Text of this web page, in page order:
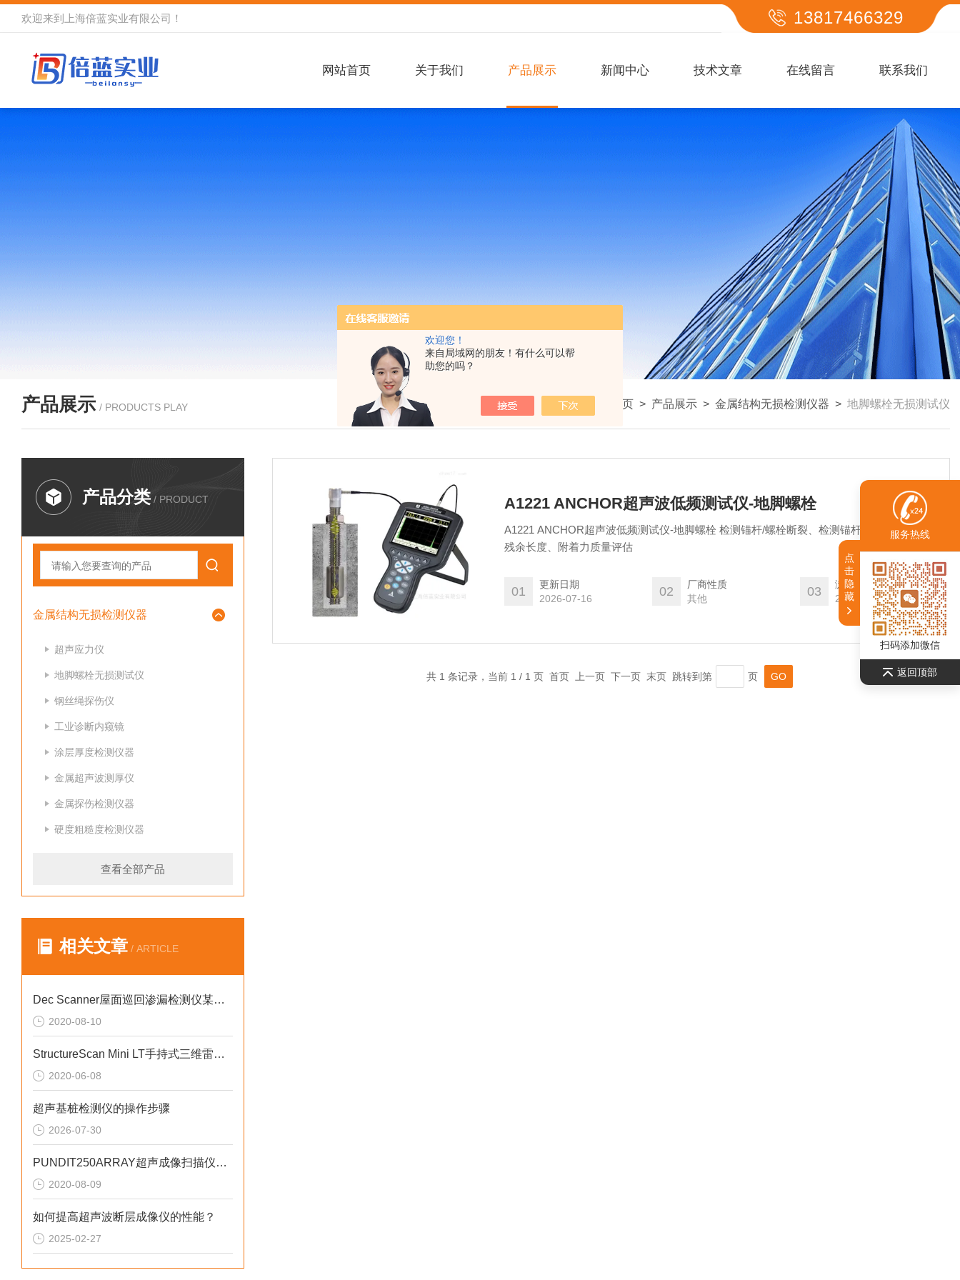
欢迎您！
来自局域网的朋友！有什么可以帮
助您的吗？
欢迎来到 上海倍蓝实业有限公司 ！ 13817466329
网站首页 关于我们 产品展示 新闻中心 技术文章 在线留言 联系我们
产品展示 / PRODUCTS PLAY 我的位置： 首页 > 产品展示 > 金属结构无损检测仪器 > 地脚螺栓无损测试仪
产品分类 / PRODUCT
金属结构无损检测仪器
超声应力仪
地脚螺栓无损测试仪
钢丝绳探伤仪
工业诊断内窥镜
涂层厚度检测仪器
金属超声波测厚仪
金属探伤检测仪器
硬度粗糙度检测仪器
查看全部产品
相关文章 / ARTICLE
Dec Scanner屋面巡回渗漏检测仪某加固公司仪器交货培训工作
2020-08-10
StructureScan Mini LT手持式三维雷达检测仪
2020-06-08
超声基桩检测仪的操作步骤
2026-07-30
PUNDIT250ARRAY超声成像扫描仪现场技术交流工作
2020-08-09
如何提高超声波断层成像仪的性能？
2025-02-27
A1221 ANCHOR超声波低频测试仪-地脚螺栓
A1221 ANCHOR超声波低频测试仪-地脚螺栓 检测锚杆/螺栓断裂、检测锚杆/螺栓灌浆质量、
残余长度、附着力质量评估
01
更新日期
2026-07-16
02
厂商性质
其他
03
浏览量
2240
共 1 条记录，当前 1 / 1 页 首页 上一页 下一页 末页 跳转到第 页
服务热线
扫码添加微信
返回顶部
点
击
隐
藏